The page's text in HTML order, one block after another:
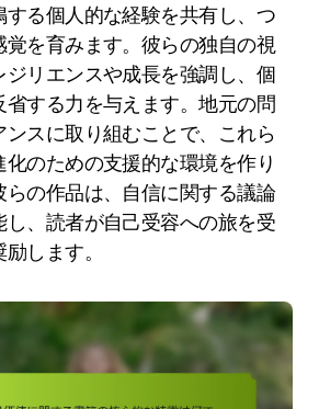
る個人的な経験を共有し、つ
覚を育みます。彼らの独自の視
ジリエンスや成長を強調し、個
省する力を与えます。地元の問
スに取り組むことで、これら
のための支援的な環境を作り
らの作品は、自信に関する議論
、読者が自己受容への旅を受
します。